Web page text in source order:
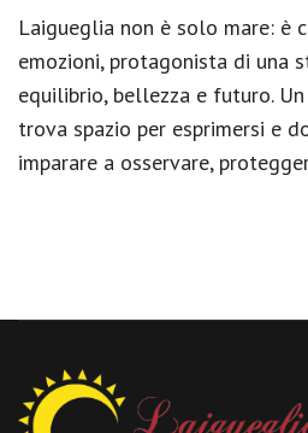
Laigueglia non è solo mare: è
emozioni, protagonista di una
equilibrio, bellezza e futuro.
trova spazio per esprimersi e
imparare a osservare,